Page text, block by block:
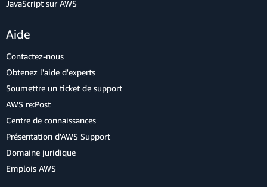
JavaScript sur AWS
Aide
Contactez-nous
Obtenez l'aide d'experts
Soumettre un ticket de support
AWS re:Post
Centre de connaissances
Présentation d'AWS Support
Domaine juridique
Emplois AWS